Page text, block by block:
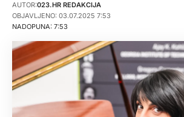
NADOPUNA: 7:53
AUTOR:023.HR REDAKCIJA
OBJAVLJENO: 03.07.2025 7:53